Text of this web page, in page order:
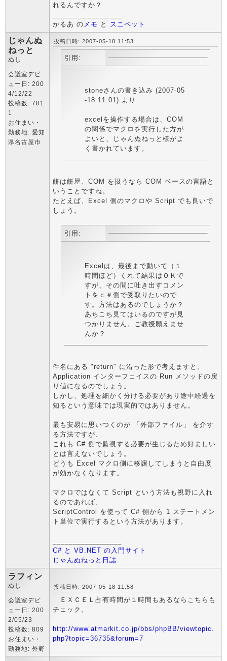
れるんですか？
かるあ の メモ と スニペット
じゃんぬ
ねっと
ぬし
会議室デビ
ュー日: 200
4/12/22
投稿数: 781
1
お住まい・
勤務地: 愛知
県名古屋市
投稿日時: 2007-05-18 11:53
引用:
stoneさんの書き込み (2007-05
-18 11:01) より:
excelを操作する場合は、COM
の関係でマクロを実行した方が
よいと、じゃんぬねっと様がよ
く書かれています。
餅は餅屋、COM を扱うなら COM ベースの言語と
いうことですね。
たとえば、Excel 側のマクロや Script でも良いで
しょう。
引用:
Excelは、最後まで動いて（１
時間ほど）くれて結果はＯＫで
すが、その間に吐き出すコメン
トをｃ＃側で受取りたいので
す。方法はあるのでしょうか？
あちこち見てはいるのですが見
つかりません。ご教授願えませ
んか？
件名にある "return" に沿った形で考えますと、
Application インターフェイスの Run メソッドの戻
り値になるのでしょう。
しかし、処理を細かく分ける必要があり途中経過を
知るという意味では現実的ではありません。
最も安易に思いつくのが 「外部ファイル」 を介す
る方法ですが、
これも C# 側で監視する必要が生じるため好ましい
とは言えないでしょう。
どうも Excel マクロ側に移譲してしまうと自由度
が効かなくなります。
マクロではなくて Script という方法も視野に入れ
るのであれば、
ScriptControl を使って C# 側から 1 ステートメン
ト単位で実行するという方法があります。
C# と VB.NET の入門サイト
じゃんぬねっと日誌
ラフィン
ぬし
会議室デビ
ュー日: 200
2/05/23
投稿数: 809
お住まい・
勤務地: 外野
投稿日時: 2007-05-18 11:58
ＥＸＣＥＬ占有時間が１時間もあるならこちらも
チェック。
http://www.atmarkit.co.jp/bbs/phpBB/viewtopic.
php?topic=36735&forum=7